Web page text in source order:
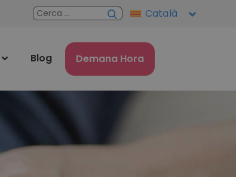
Català
Blog Demana Hora